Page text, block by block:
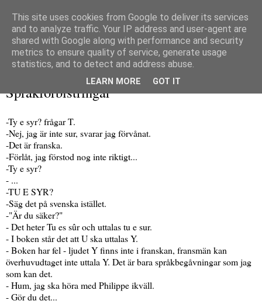
Språkförbistringar
-Ty e syr? frågar T.
-Nej, jag är inte sur, svarar jag förvånat.
-Det är franska.
-Förlåt, jag förstod nog inte riktigt...
-Ty e syr?
- ...
-TU E SYR?
-Säg det på svenska istället.
-"Är du säker?"
- Det heter Tu es sûr och uttalas tu e sur.
- I boken står det att U ska uttalas Y.
- Boken har fel - ljudet Y finns inte i franskan, fransmän kan
överhuvudtaget inte uttala Y. Det är bara språkbegåvningar som jag
som kan det.
- Hum, jag ska höra med Philippe ikväll.
- Gör du det...
This site uses cookies from Google to deliver its services
and to analyze traffic. Your IP address and user-agent are
shared with Google along with performance and security
metrics to ensure quality of service, generate usage
statistics, and to detect and address abuse.
LEARN MORE GOT IT